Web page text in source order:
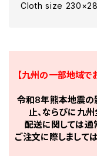
Cloth size
【九州の一部地域
令和8年熊本地震の
止、ならびに九
配送に関しては通
ご注文に際しまして